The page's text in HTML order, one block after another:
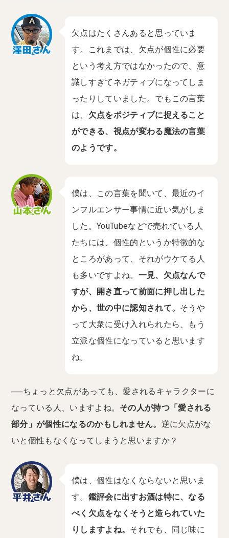
欠点はたくさんあると思っていま
す。これまでは、欠点が個性に必要
という考え方ではなかったので、意
識しすぎてネガティブになってしま
ったりしていました。でもこの言葉
は、 欠点をポジティブに捉えること
ができる、視点が変わる魔法の言葉
のようです。
僕は、この言葉を聞いて、最近のイ
ンフルエンサー事情に近い気がしま
した。YouTubeなどで売れている人
たちには、個性的というか特徴的な
ところがあって、それがウケてる人
も多いですよね。 一見、欠点なんで
すが、開き直って前面に押し出した
から、世の中に認知されて。 そうや
って大衆に受け入れられたら、もう
立派な個性になっていると思います
ね。
──ちょっと欠点があっても、愛されるキャラクターに
なっている人、いますよね。 その人が持つ「愛される
部分」が個性になるのかもしれません。 逆に欠点がな
いと個性もなくなってしまうと思いますか？
僕は、個性はなくならないと思いま
す。 鑑評会に出すお酒は特に、なる
べく欠点をなくそうと造られていた
りしますよね。 それでも、同じ味に